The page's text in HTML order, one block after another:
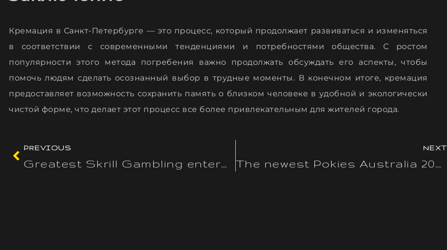
Кремация в Санкт-Петербурге — это процесс, который продолжает развиваться и изменяться
в соответствии с современными тенденциями и потребностями общества. С ростом
популярности этого метода погребения важно продолжать обсуждать его аспекты, чтобы
помочь людям сделать осознанный выбор в трудные моменты. В конечном итоге, кремация
предоставляет возможность сохранить память о близком человеке в удобной и экологически
чистой форме, что делает этот процесс все более привлекательным для жителей города.
PREVIOUS
Greatest Skrill Gambling enterprises: Sites & Programs You to Accept Skrill
NEXT
The newest Pokies Australia 2026: Current no cash deposit FlashDash Free Pokies On the internet